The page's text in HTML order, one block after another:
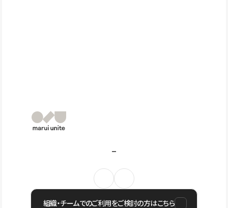
組織・チームでのご利用をご検討の方はこちら